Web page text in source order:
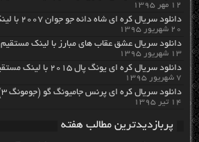
۱۲ مهر ۱۳۹۵
دانلود سریال کره ای شاه دائه جو جوان ۲۰۰۷ با لینک مستقیم
۲۰ شهریور ۱۳۹۵
دانلود سریال عشق عقاب های مبارز با لینک مستقیم
۱۳ شهریور ۱۳۹۵
دانلود سریال کره ای یونگ پال ۲۰۱۵ با لینک مستقیم
۷ شهریور ۱۳۹۵
دانلود سریال کره ای پرنس جامیونگ گو (جومونگ ۳) با لینک مستقیم
۱۴ تیر ۱۳۹۵
پربازدیدترین مطالب هفته